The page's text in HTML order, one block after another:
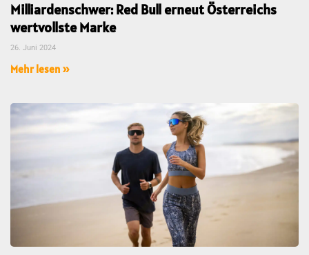
Milliardenschwer: Red Bull erneut Österreichs
wertvollste Marke
26. Juni 2024
Mehr lesen »